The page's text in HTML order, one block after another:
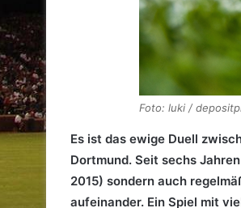
Foto: luki /
Es ist das ewige Duell
Dortmund. Seit sechs
2015) sondern auch
aufeinander. Ein Spiel mit